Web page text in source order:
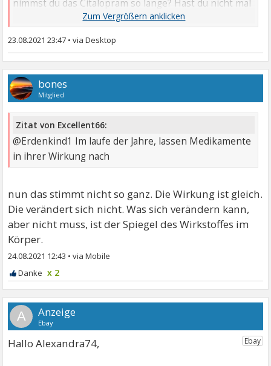
nimmst du das Citalopram so lange? Hast du nicht mal
Weglassen ,wo es ihr doch nun sichtlich schlechter
23.08.2021 23:47 •
bones
Mitglied
Zitat von Excellent66:
@Erdenkind1 Im laufe der Jahre, lassen Medikamente
in ihrer Wirkung nach
nun das stimmt nicht so ganz. Die Wirkung ist gleich.
Die verändert sich nicht. Was sich verändern kann,
aber nicht muss, ist der Spiegel des Wirkstoffes im
Körper.
24.08.2021 12:43 •
x 2
A
Hallo Alexandra74,